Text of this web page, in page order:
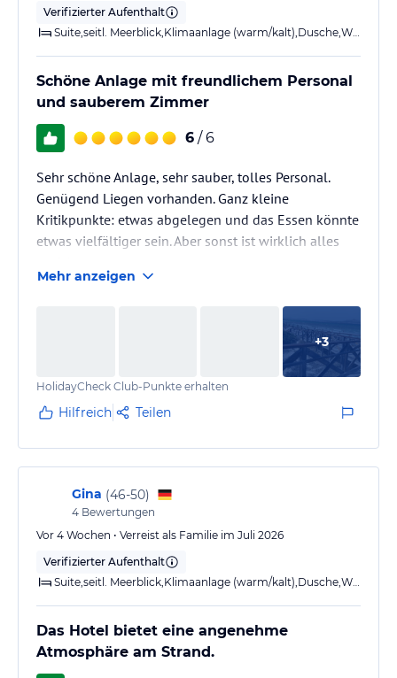
Verifizierter Aufenthalt
Suite,seitl. Meerblick,Klimaanlage (warm/kalt),Dusche,WC,Balkon o. Terrasse
Schöne Anlage mit freundlichem Personal
und sauberem Zimmer
6 / 6
Sehr schöne Anlage, sehr sauber, tolles Personal.
Genügend Liegen vorhanden. Ganz kleine
Kritikpunkte: etwas abgelegen und das Essen könnte
etwas vielfältiger sein. Aber sonst ist wirklich alles
Mehr anzeigen
+3
HolidayCheck Club-Punkte erhalten
Hilfreich Teilen
Gina (46-50)
4 Bewertungen
Vor 4 Wochen • Verreist als Familie im Juli 2026
Verifizierter Aufenthalt
Suite,seitl. Meerblick,Klimaanlage (warm/kalt),Dusche,WC,Balkon o. Terrasse
Das Hotel bietet eine angenehme
Atmosphäre am Strand.